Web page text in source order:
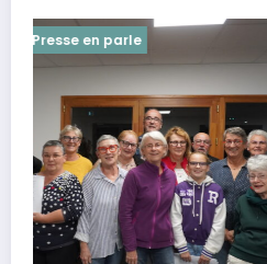
Chapelle
Lagastet : le
platanes